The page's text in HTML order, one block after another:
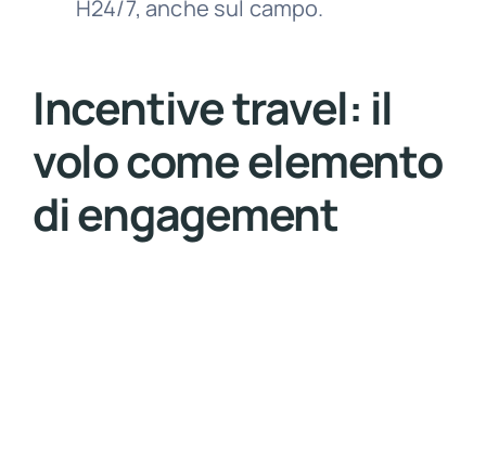
H24/7, anche sul campo.
Incentive travel: il
volo come elemento
di engagement